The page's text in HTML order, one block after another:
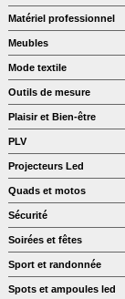
Matériel professionnel
Meubles
Mode textile
Outils de mesure
Plaisir et Bien-être
PLV
Projecteurs Led
Quads et motos
Sécurité
Soirées et fêtes
Sport et randonnée
Spots et ampoules led